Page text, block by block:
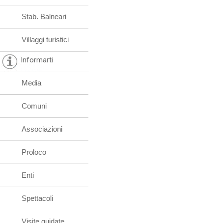
Stab. Balneari
Villaggi turistici
Informarti
Media
Comuni
Associazioni
Proloco
Enti
Spettacoli
Visite guidate